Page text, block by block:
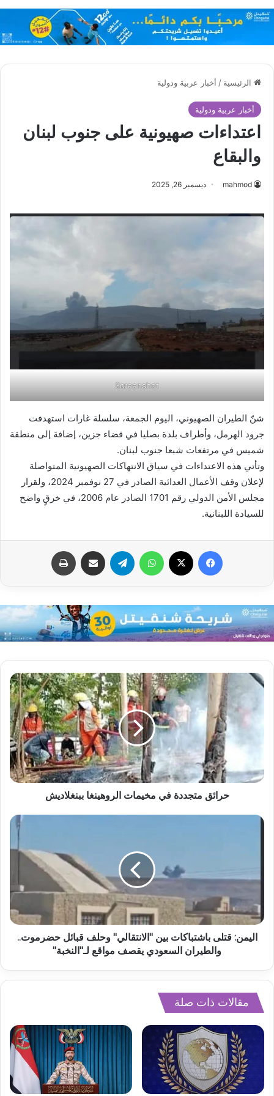
الرئيسية / أخبار عربية ودولية
أخبار عربية ودولية
اعتداءات صهيونية على جنوب لبنان
والبقاع
mahmod ديسمبر 26, 2025
Screenshot
شنّ الطيران الصهيوني، اليوم الجمعة، سلسلة غارات استهدفت
جرود الهرمل، وأطراف بلدة بصليا في قضاء جزين، إضافة إلى منطقة
شميس في مرتفعات شبعا جنوب لبنان.
وتأتي هذه الاعتداءات في سياق الانتهاكات الصهيونية المتواصلة
لإعلان وقف الأعمال العدائية الصادر في 27 نوفمبر 2024، ولقرار
مجلس الأمن الدولي رقم 1701 الصادر عام 2006، في خرقٍ واضح
للسيادة اللبنانية.
فيسبوك واتساب تيلقرام مشاركة عبر البريد
حرائق متجددة في مخيمات الروهينغا ببنغلاديش
اليمن: قتلى باشتباكات بين "الانتقالي" وحلف قبائل حضرموت..
والطيران السعودي يقصف مواقع لـ"النخبة"
مقالات ذات صلة